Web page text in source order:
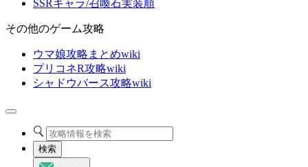
SSRキャラ/召喚石実装順
その他のゲーム攻略
ウマ娘攻略まとめwiki
プリコネR攻略wiki
シャドウバース攻略wiki
検索